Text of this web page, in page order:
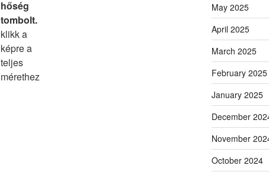
hőség
tombolt.
klikk a
képre a
teljes
mérethez
May 2025
April 2025
March 2025
February 2025
January 2025
December
November
October 2024